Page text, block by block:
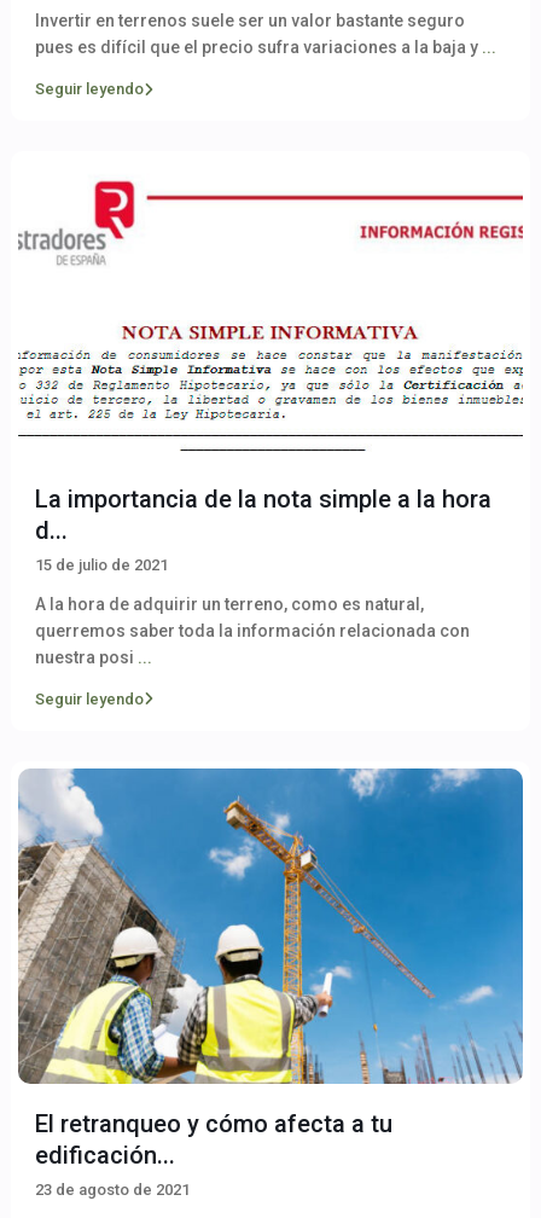
Invertir en terrenos suele ser un valor bastante seguro
pues es difícil que el precio sufra variaciones a la baja y ...
Seguir leyendo
La importancia de la nota simple a la hora
d...
15 de julio de 2021
A la hora de adquirir un terreno, como es natural,
querremos saber toda la información relacionada con
nuestra posi ...
Seguir leyendo
El retranqueo y cómo afecta a tu
edificación...
23 de agosto de 2021